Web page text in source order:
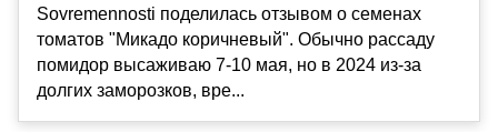
Sovremennosti поделилась отзывом о семенах
томатов "Микадо коричневый". Обычно рассаду
помидор высаживаю 7-10 мая, но в 2024 из-за
долгих заморозков, вре...